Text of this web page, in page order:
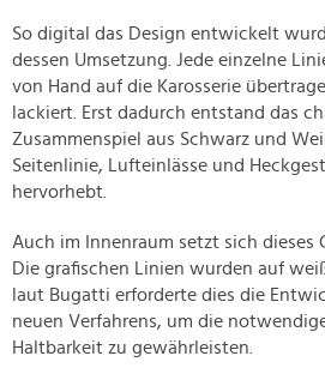
So digital das Design entwickelt
dessen Umsetzung. Jede einzelne
von Hand auf die Karosserie
lackiert. Erst dadurch entstand das
Zusammenspiel aus Schwarz und
Seitenlinie, Lufteinlässe und
hervorhebt.
Auch im Innenraum setzt sich dieses
Die grafischen Linien wurden auf
laut Bugatti erforderte dies die
neuen Verfahrens, um die
Haltbarkeit zu gewährleisten.